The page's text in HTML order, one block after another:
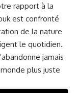
rapport à la
est confronté
de la nature
le quotidien.
jamais
plus juste